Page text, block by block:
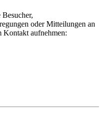
oder Mitteilungen an
Kontakt aufnehmen: